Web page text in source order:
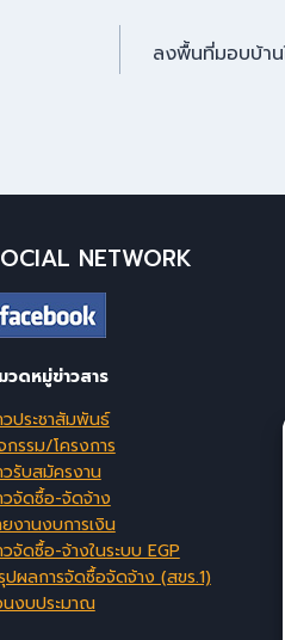
ลงพื้นที่มอบบ้าน
NETWORK
วดหมู่ข่าวสาร
วประชาสัมพันธ์
กรรม/โครงการ
วรับสมัครงาน
วจัดซื้อ-จัดจ้าง
ยงานงบการเงิน
วจัดซื้อ-จ้างในระบบ EGP
ปผลการจัดซื้อจัดจ้าง (สขร.1)
นงบประมาณ